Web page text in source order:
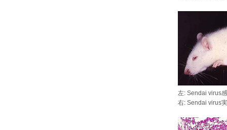
左: Sendai virus
右: Sendai virus